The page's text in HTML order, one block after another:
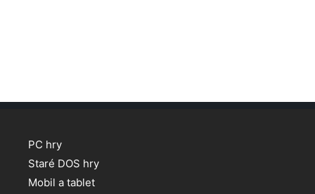
PC hry
Staré DOS hry
Mobil a tablet